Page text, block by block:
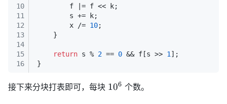
10
11
12
13
14
15
16
        f |= f << k;
        s += k;
        x /=
10;
    }
return s % 2 == 0 && f[s >> 1 ];
}
接下来分块打表即可，每块 10^6
106 个数。